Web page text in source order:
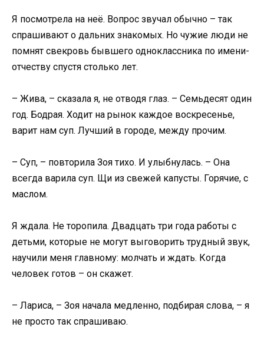
Я посмотрела на неё. Вопрос звучал обычно – так
спрашивают о дальних знакомых. Но чужие люди не
помнят свекровь бывшего одноклассника по имени-
отчеству спустя столько лет.
– Жива, – сказала я, не отводя глаз. – Семьдесят один
год. Бодрая. Ходит на рынок каждое воскресенье,
варит нам суп. Лучший в городе, между прочим.
– Суп, – повторила Зоя тихо. И улыбнулась. – Она
всегда варила суп. Щи из свежей капусты. Горячие, с
маслом.
Я ждала. Не торопила. Двадцать три года работы с
детьми, которые не могут выговорить трудный звук,
научили меня главному: молчать и ждать. Когда
человек готов – он скажет.
– Лариса, – Зоя начала медленно, подбирая слова, – я
не просто так спрашиваю.